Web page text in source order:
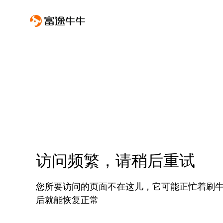
访问频繁，请稍后重试
您所要访问的页面不在这儿，它可能正忙着刷
后就能恢复正常